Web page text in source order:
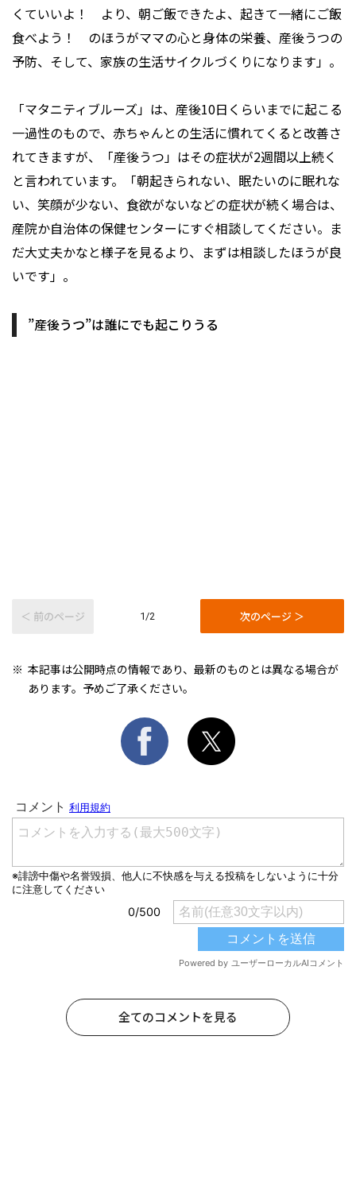
くていいよ！ より、朝ご飯できたよ、起きて一緒にご飯
食べよう！ のほうがママの心と身体の栄養、産後うつの
予防、そして、家族の生活サイクルづくりになります」。
「マタニティブルーズ」は、産後10日くらいまでに起こる
一過性のもので、赤ちゃんとの生活に慣れてくると改善さ
れてきますが、「産後うつ」はその症状が2週間以上続く
と言われています。「朝起きられない、眠たいのに眠れな
い、笑顔が少ない、食欲がないなどの症状が続く場合は、
産院か自治体の保健センターにすぐ相談してください。ま
だ大丈夫かなと様子を見るより、まずは相談したほうが良
いです」。
”産後うつ”は誰にでも起こりうる
＜ 前のページ 1/2 次のページ ＞
本記事は公開時点の情報であり、最新のものとは異なる場合が
あります。予めご了承ください。
全てのコメントを見る